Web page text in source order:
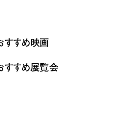
すめ映画
すめ展覧会